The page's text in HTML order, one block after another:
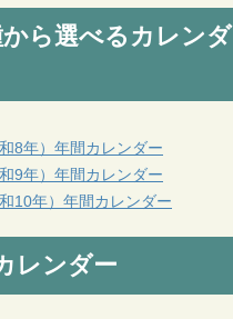
から選べるカレンダ
8年）年間カレンダー
9年）年間カレンダー
10年）年間カレンダー
レンダー